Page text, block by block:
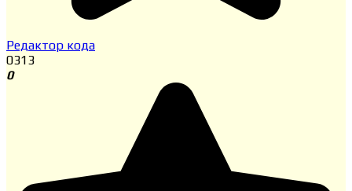
Редактор кода
0313
0